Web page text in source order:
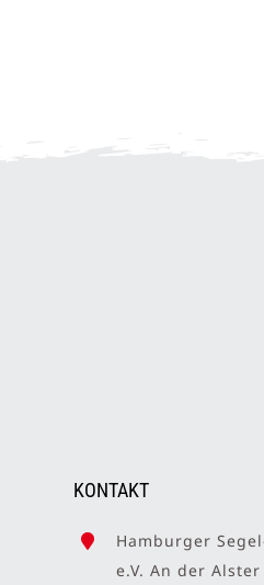
KONTAKT
Hamburger
e.V. An der Alster